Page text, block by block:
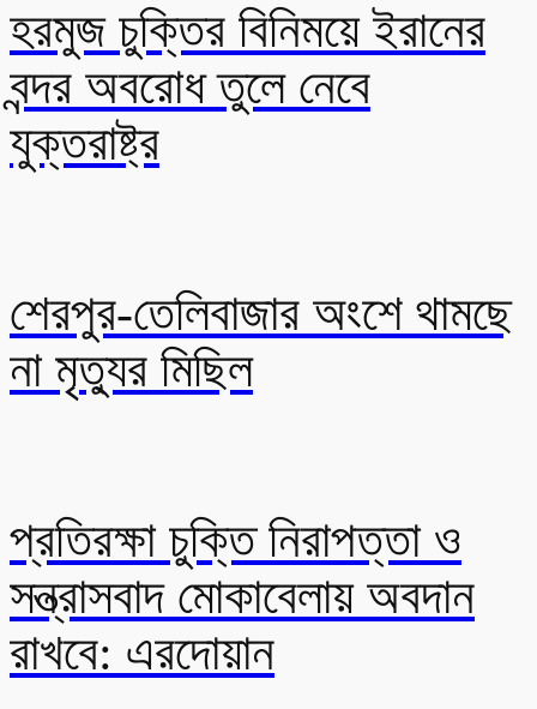
হরমুজ চুক্তির বিনিময়ে ইরানের
বন্দর অবরোধ তুলে নেবে
যুক্তরাষ্ট্র
শেরপুর-তেলিবাজার অংশে থামছে
না মৃত্যুর মিছিল
প্রতিরক্ষা চুক্তি নিরাপত্তা ও
সন্ত্রাসবাদ মোকাবেলায় অবদান
রাখবে: এরদোয়ান